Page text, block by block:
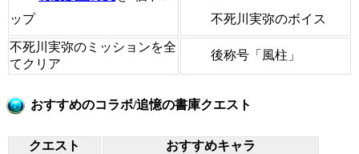
ップ
不死川実弥のボイス
不死川実弥のミッションを全
てクリア
後称号「風柱」
おすすめのコラボ/追憶の書庫クエスト
クエスト おすすめキャラ